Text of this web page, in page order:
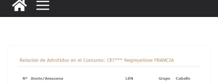
e
o
k
te l e l re p